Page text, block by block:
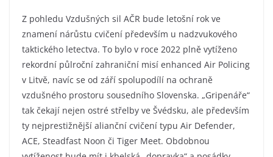
Z pohledu Vzdušných sil AČR bude letošní rok ve
znamení nárůstu cvičení především u nadzvukového
taktického letectva. To bylo v roce 2022 plně vytíženo
rekordní půlroční zahraniční misí enhanced Air Policing
v Litvě, navíc se od září spolupodílí na ochraně
vzdušného prostoru sousedního Slovenska. „Gripenáře“
tak čekají nejen ostré střelby ve Švédsku, ale především
ty nejprestižnější alianční cvičení typu Air Defender,
ACE, Steadfast Noon či Tiger Meet. Obdobnou